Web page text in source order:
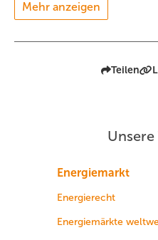
Mehr anzeigen
Teilen
Energiemarkt
Energierecht
Energiemärkte